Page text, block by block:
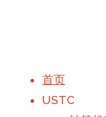
首页
USTC